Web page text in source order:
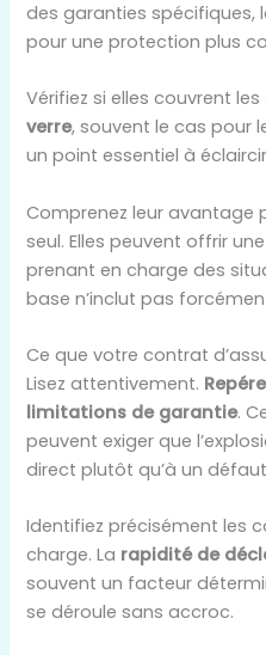
des garanties spécifiques,
pour une protection plus
Vérifiez si elles couvrent les
verre, souvent le cas pour
un point essentiel à
Comprenez leur avantage
seul. Elles peuvent offrir une
prenant en charge des
base n’inclut pas
Ce que votre contrat
Lisez attentivement.
limitations de garantie.
peuvent exiger que
direct plutôt qu’à un
Identifiez précisément les
charge. La rapidité de
souvent un facteur
se déroule sans accroc.